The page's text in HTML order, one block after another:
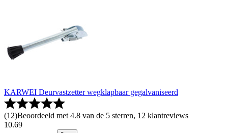
KARWEI Deurvastzetter wegklapbaar gegalvaniseerd
(12)Beoordeeld met 4.8 van de 5 sterren, 12 klantreviews
10.69